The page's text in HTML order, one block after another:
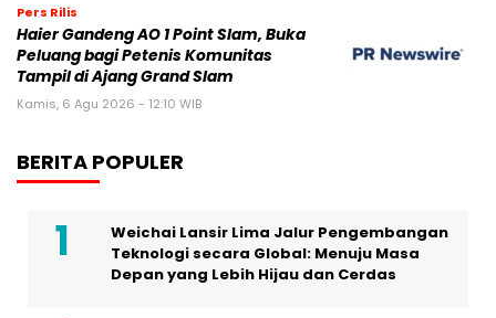
Pers Rilis
Haier Gandeng AO 1 Point Slam, Buka
Peluang bagi Petenis Komunitas
Tampil di Ajang Grand Slam
Kamis, 6 Agu 2026 - 12:10 WIB
BERITA POPULER
Weichai Lansir Lima Jalur Pengembangan
Teknologi secara Global: Menuju Masa
Depan yang Lebih Hijau dan Cerdas